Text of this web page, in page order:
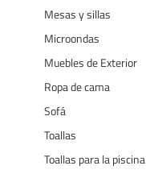
Mesas y sillas
Microondas
Muebles de Exterior
Ropa de cama
Sofá
Toallas
Toallas para la piscina